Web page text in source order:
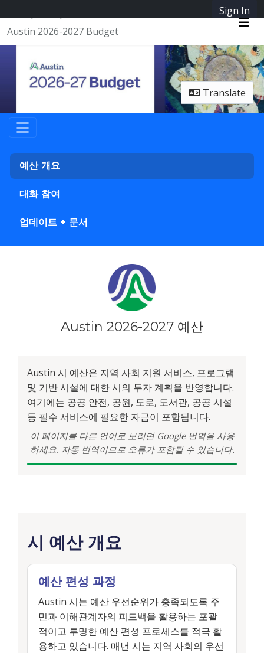
Sign In
Austin 2026-2027 Budget
Translate
예산 개요
대화 참여
업데이트 + 문서
Austin 2026-2027 예산
Austin 시 예산은 지역 사회 지원 서비스, 프로그램
및 기반 시설에 대한 시의 투자 계획을 반영합니다.
여기에는 공공 안전, 공원, 도로, 도서관, 공공 시설
등 필수 서비스에 필요한 자금이 포함됩니다.
이 페이지를 다른 언어로 보려면 Google 번역을 사용
하세요. 자동 번역이므로 오류가 포함될 수 있습니다.
시 예산 개요
예산 편성 과정
Austin 시는 예산 우선순위가 충족되도록 주
민과 이해관계자의 피드백을 활용하는 포괄
적이고 투명한 예산 편성 프로세스를 적극 활
용하고 있습니다. 매년 시는 지역 사회의 우선